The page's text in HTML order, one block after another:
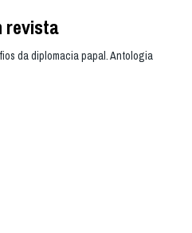
revista
da diplomacia papal. Antologia